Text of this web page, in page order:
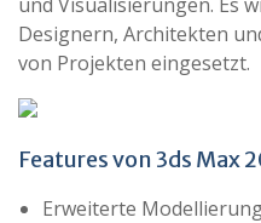
Designern, Architekten
von Projekten eingesetzt.
Features von3ds Max
Erweiterte